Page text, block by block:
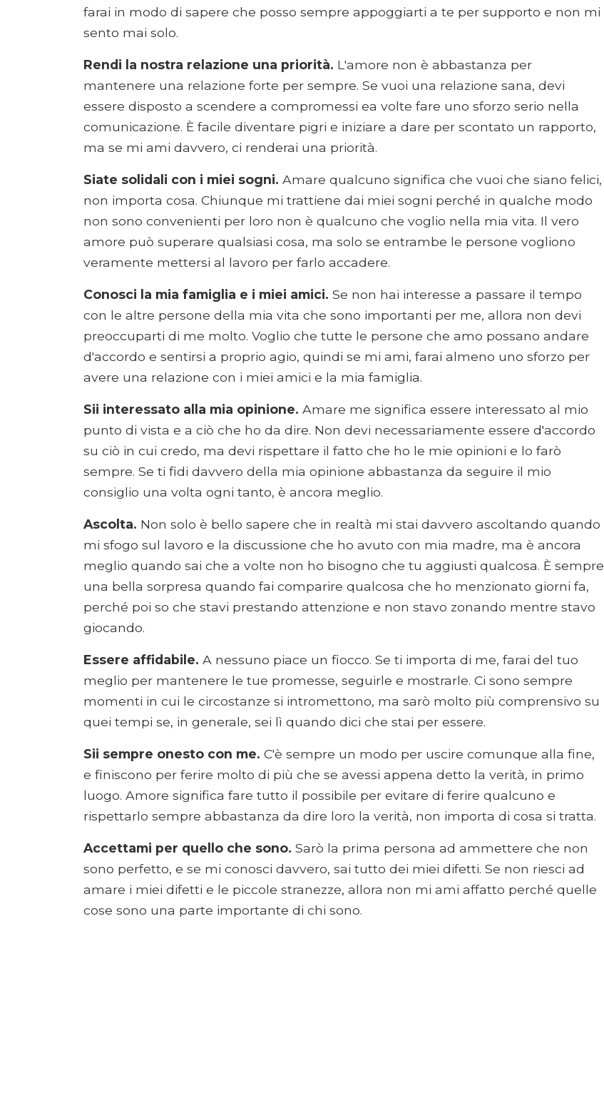
farai in modo di sapere che posso sempre appoggiarti a te per supporto e non mi
sento mai solo.
Rendi la nostra relazione una priorità. L'amore non è abbastanza per
mantenere una relazione forte per sempre. Se vuoi una relazione sana, devi
essere disposto a scendere a compromessi ea volte fare uno sforzo serio nella
comunicazione. È facile diventare pigri e iniziare a dare per scontato un rapporto,
ma se mi ami davvero, ci renderai una priorità.
Siate solidali con i miei sogni. Amare qualcuno significa che vuoi che siano felici,
non importa cosa. Chiunque mi trattiene dai miei sogni perché in qualche modo
non sono convenienti per loro non è qualcuno che voglio nella mia vita. Il vero
amore può superare qualsiasi cosa, ma solo se entrambe le persone vogliono
veramente mettersi al lavoro per farlo accadere.
Conosci la mia famiglia e i miei amici. Se non hai interesse a passare il tempo
con le altre persone della mia vita che sono importanti per me, allora non devi
preoccuparti di me molto. Voglio che tutte le persone che amo possano andare
d'accordo e sentirsi a proprio agio, quindi se mi ami, farai almeno uno sforzo per
avere una relazione con i miei amici e la mia famiglia.
Sii interessato alla mia opinione. Amare me significa essere interessato al mio
punto di vista e a ciò che ho da dire. Non devi necessariamente essere d'accordo
su ciò in cui credo, ma devi rispettare il fatto che ho le mie opinioni e lo farò
sempre. Se ti fidi davvero della mia opinione abbastanza da seguire il mio
consiglio una volta ogni tanto, è ancora meglio.
Ascolta. Non solo è bello sapere che in realtà mi stai davvero ascoltando quando
mi sfogo sul lavoro e la discussione che ho avuto con mia madre, ma è ancora
meglio quando sai che a volte non ho bisogno che tu aggiusti qualcosa. È sempre
una bella sorpresa quando fai comparire qualcosa che ho menzionato giorni fa,
perché poi so che stavi prestando attenzione e non stavo zonando mentre stavo
giocando.
Essere affidabile. A nessuno piace un fiocco. Se ti importa di me, farai del tuo
meglio per mantenere le tue promesse, seguirle e mostrarle. Ci sono sempre
momenti in cui le circostanze si intromettono, ma sarò molto più comprensivo su
quei tempi se, in generale, sei lì quando dici che stai per essere.
Sii sempre onesto con me. C'è sempre un modo per uscire comunque alla fine,
e finiscono per ferire molto di più che se avessi appena detto la verità, in primo
luogo. Amore significa fare tutto il possibile per evitare di ferire qualcuno e
rispettarlo sempre abbastanza da dire loro la verità, non importa di cosa si tratta.
Accettami per quello che sono. Sarò la prima persona ad ammettere che non
sono perfetto, e se mi conosci davvero, sai tutto dei miei difetti. Se non riesci ad
amare i miei difetti e le piccole stranezze, allora non mi ami affatto perché quelle
cose sono una parte importante di chi sono.